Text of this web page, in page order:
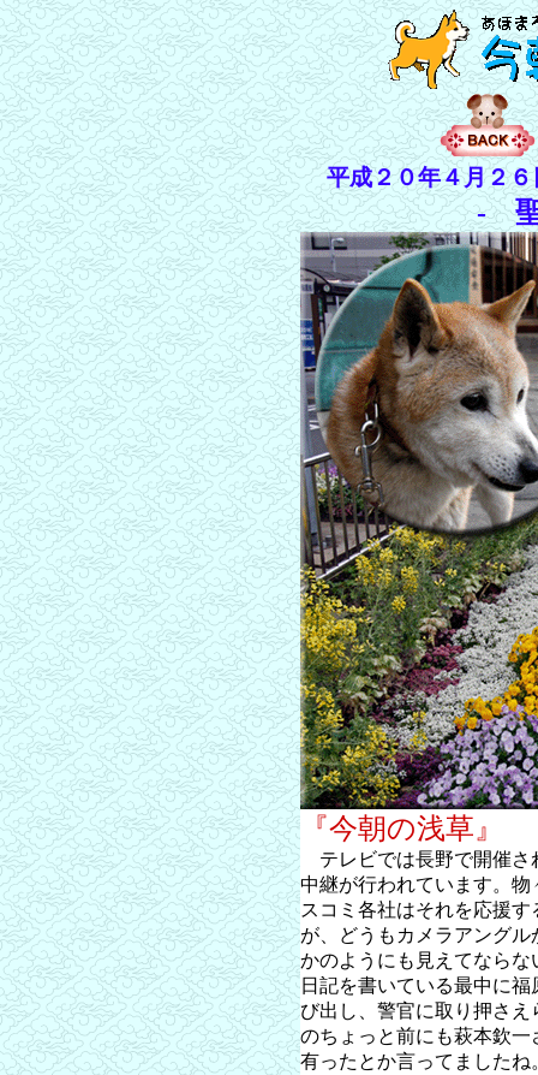
平成２０年４月２６
-
『今朝の浅草』
テレビでは長野で開催さ
中継が行われています。
スコミ各社はそれを応援
が、どうもカメラアング
かのようにも見えてなら
日記を書いている最中に
び出し、警官に取り押さ
のちょっと前にも萩本欽
有ったとか言ってました